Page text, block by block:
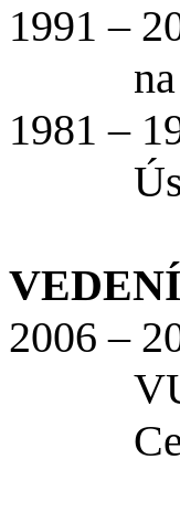
1991 –
1981 –
2006 –